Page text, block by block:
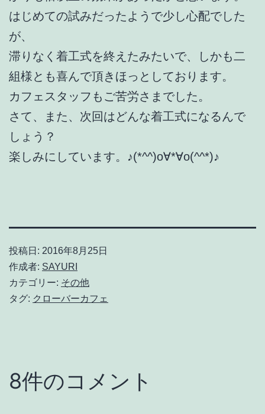
はじめての試みだったようで少し心配でした
が、
滞りなく着工式を終えたみたいで、しかも二
組様とも喜んで頂きほっとしております。
カフェスタッフもご苦労さまでした。
さて、また、次回はどんな着工式になるんで
しょう？
楽しみにしています。♪(*^^)o∀*∀o(^^*)♪
投稿日: 2016年8月25日
作成者: SAYURI
カテゴリー: その他
タグ: クローバーカフェ
8件のコメント